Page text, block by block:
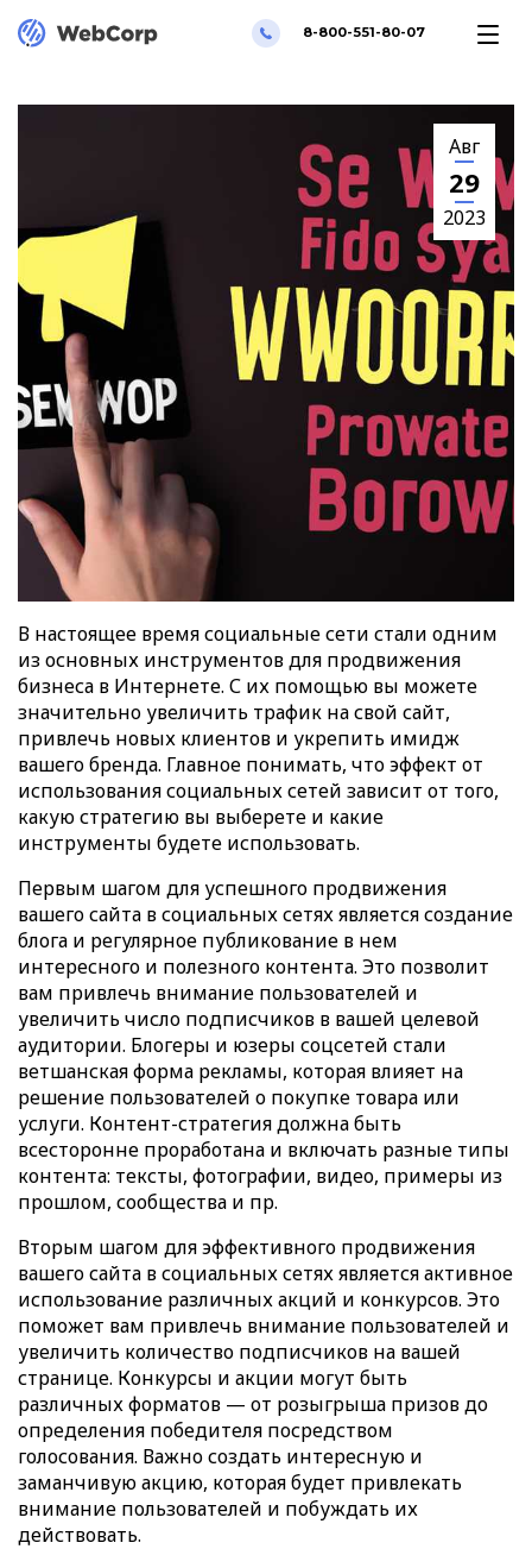
8-800-551-80-07
Авг
29
2023
В настоящее время социальные сети стали одним
из основных инструментов для продвижения
бизнеса в Интернете. С их помощью вы можете
значительно увеличить трафик на свой сайт,
привлечь новых клиентов и укрепить имидж
вашего бренда. Главное понимать, что эффект от
использования социальных сетей зависит от того,
какую стратегию вы выберете и какие
инструменты будете использовать.
Первым шагом для успешного продвижения
вашего сайта в социальных сетях является создание
блога и регулярное публикование в нем
интересного и полезного контента. Это позволит
вам привлечь внимание пользователей и
увеличить число подписчиков в вашей целевой
аудитории. Блогеры и юзеры соцсетей стали
ветшанская форма рекламы, которая влияет на
решение пользователей о покупке товара или
услуги. Контент-стратегия должна быть
всесторонне проработана и включать разные типы
контента: тексты, фотографии, видео, примеры из
прошлом, сообщества и пр.
Вторым шагом для эффективного продвижения
вашего сайта в социальных сетях является активное
использование различных акций и конкурсов. Это
поможет вам привлечь внимание пользователей и
увеличить количество подписчиков на вашей
странице. Конкурсы и акции могут быть
различных форматов — от розыгрыша призов до
определения победителя посредством
голосования. Важно создать интересную и
заманчивую акцию, которая будет привлекать
внимание пользователей и побуждать их
действовать.